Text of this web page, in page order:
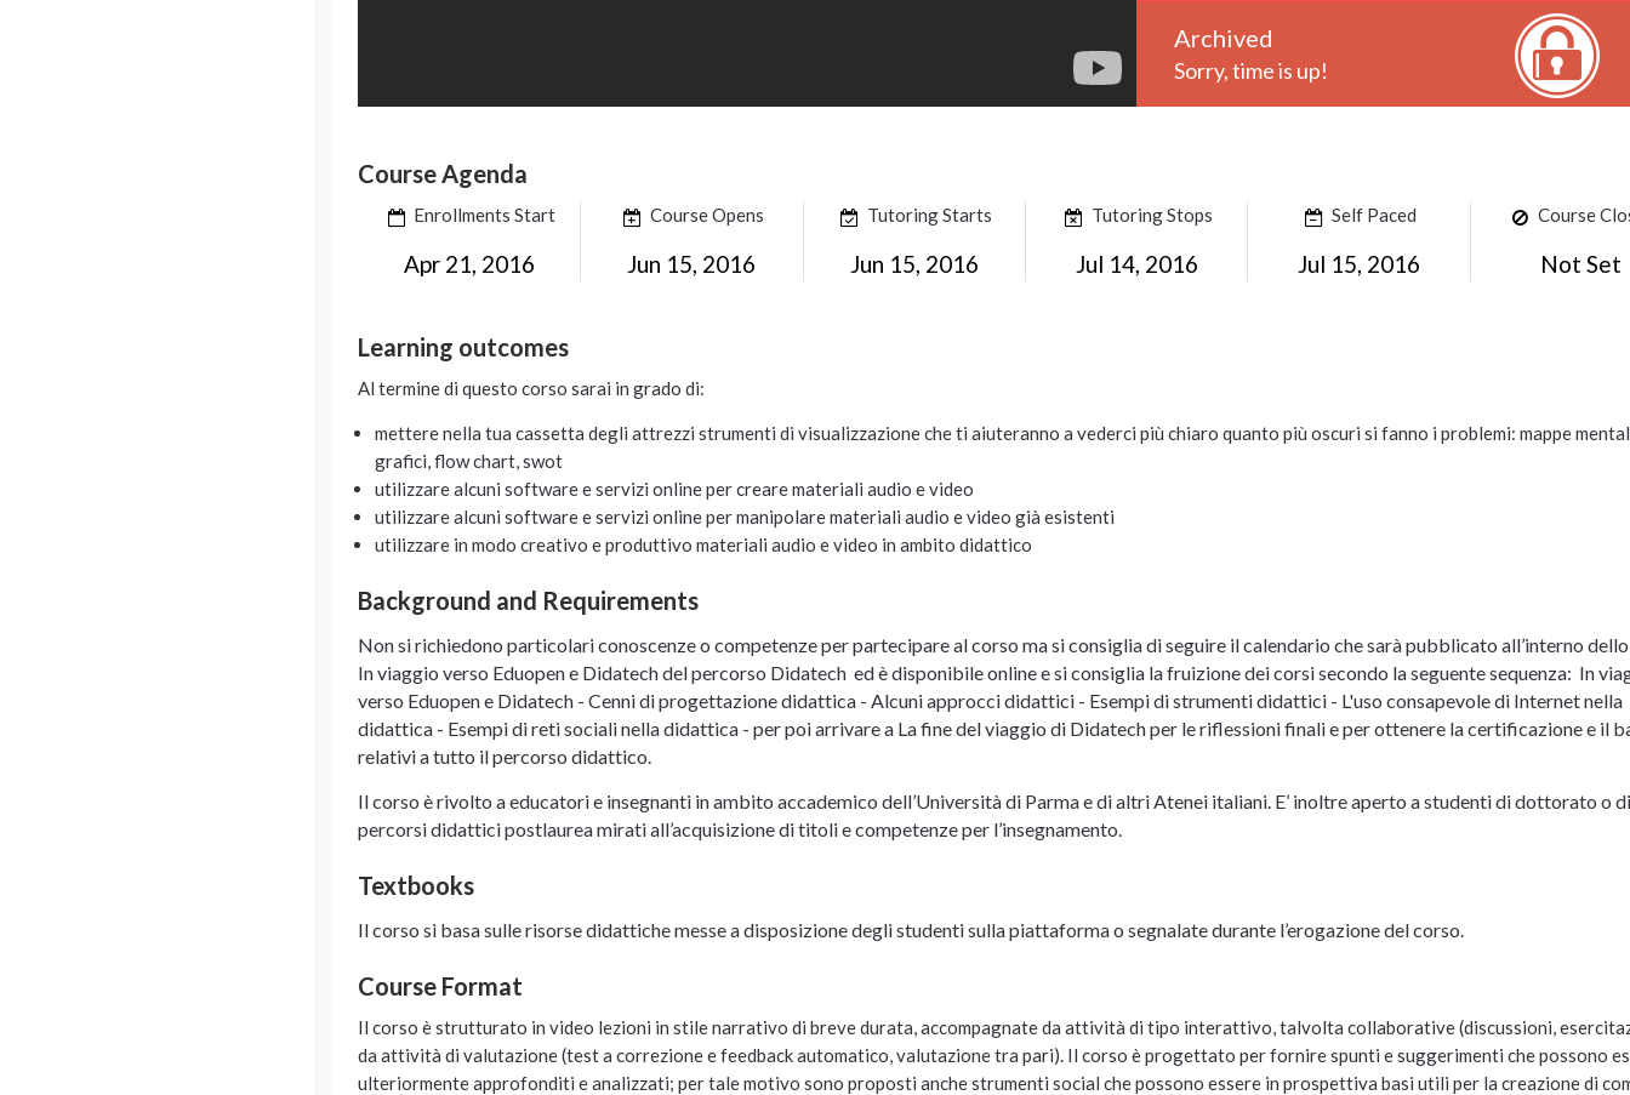
Archived
Sorry, time is up!
Course Agenda
Enrollments Start
Apr 21, 2016
Course Opens
Jun 15, 2016
Tutoring Starts
Jun 15, 2016
Tutoring Stops
Jul 14, 2016
Self Paced
Jul 15, 2016
Course
Not Set
Learning outcomes
Al termine di questo corso sarai in grado di:
mettere nella tua cassetta degli attrezzi strumenti di visualizzazione che ti aiuteranno a vederci più chiaro quanto più oscuri si fanno i problemi: mappe
grafici, flow chart, swot
utilizzare alcuni software e servizi online per creare materiali audio e video
utilizzare alcuni software e servizi online per manipolare materiali audio e video già esistenti
utilizzare in modo creativo e produttivo materiali audio e video in ambito didattico
Background and Requirements
Non si richiedono particolari conoscenze o competenze per partecipare al corso ma si consiglia di seguire il calendario che sarà pubblicato all’interno
In viaggio verso Eduopen e Didatech del percorso Didatech ed è disponibile online e si consiglia la fruizione dei corsi secondo la seguente sequenza: In
verso Eduopen e Didatech - Cenni di progettazione didattica - Alcuni approcci didattici - Esempi di strumenti didattici - L'uso consapevole di Internet nella
didattica - Esempi di reti sociali nella didattica - per poi arrivare a La fine del viaggio di Didatech per le riflessioni finali e per ottenere la certificazione e il
relativi a tutto il percorso didattico.
Il corso è rivolto a educatori e insegnanti in ambito accademico dell’Università di Parma e di altri Atenei italiani. E’ inoltre aperto a studenti di dottorato o di
percorsi didattici postlaurea mirati all’acquisizione di titoli e competenze per l’insegnamento.
Textbooks
Il corso si basa sulle risorse didattiche messe a disposizione degli studenti sulla piattaforma o segnalate durante l’erogazione del corso.
Course Format
Il corso è strutturato in video lezioni in stile narrativo di breve durata, accompagnate da attività di tipo interattivo, talvolta collaborative (discussioni,
da attività di valutazione (test a correzione e feedback automatico, valutazione tra pari). Il corso è progettato per fornire spunti e suggerimenti che possono
ulteriormente approfonditi e analizzati; per tale motivo sono proposti anche strumenti social che possono essere in prospettiva basi utili per la creazione di